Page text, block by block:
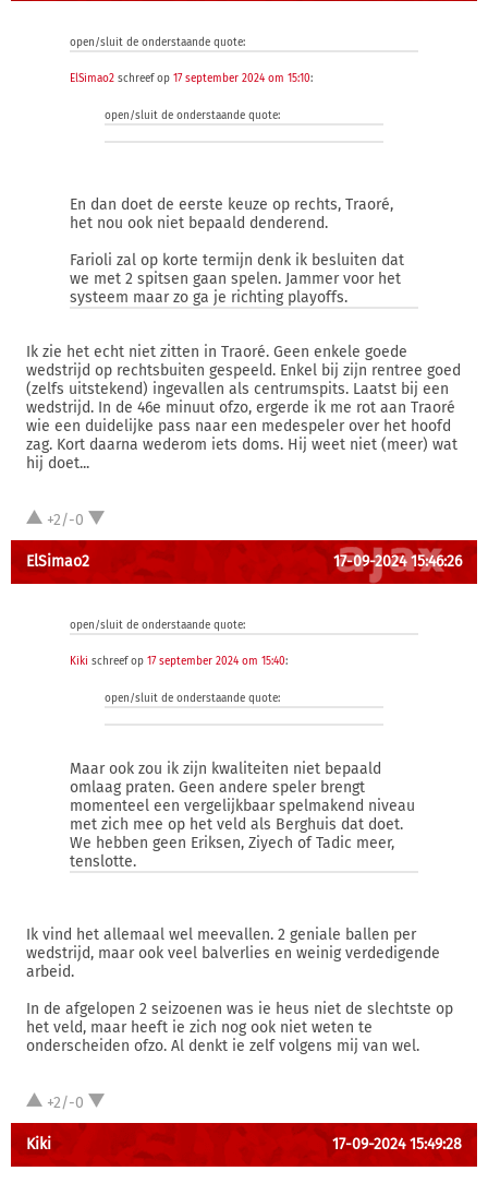
open/sluit de onderstaande quote:
ElSimao2 schreef op 17 september 2024 om 15:10:
open/sluit de onderstaande quote:
En dan doet de eerste keuze op rechts, Traoré,
het nou ook niet bepaald denderend.
Farioli zal op korte termijn denk ik besluiten dat
we met 2 spitsen gaan spelen. Jammer voor het
systeem maar zo ga je richting playoffs.
Ik zie het echt niet zitten in Traoré. Geen enkele goede
wedstrijd op rechtsbuiten gespeeld. Enkel bij zijn rentree goed
(zelfs uitstekend) ingevallen als centrumspits. Laatst bij een
wedstrijd. In de 46e minuut ofzo, ergerde ik me rot aan Traoré
wie een duidelijke pass naar een medespeler over het hoofd
zag. Kort daarna wederom iets doms. Hij weet niet (meer) wat
hij doet...
+2/-0
ElSimao2 17-09-2024 15:46:26
open/sluit de onderstaande quote:
Kiki schreef op 17 september 2024 om 15:40:
open/sluit de onderstaande quote:
Maar ook zou ik zijn kwaliteiten niet bepaald
omlaag praten. Geen andere speler brengt
momenteel een vergelijkbaar spelmakend niveau
met zich mee op het veld als Berghuis dat doet.
We hebben geen Eriksen, Ziyech of Tadic meer,
tenslotte.
Ik vind het allemaal wel meevallen. 2 geniale ballen per
wedstrijd, maar ook veel balverlies en weinig verdedigende
arbeid.
In de afgelopen 2 seizoenen was ie heus niet de slechtste op
het veld, maar heeft ie zich nog ook niet weten te
onderscheiden ofzo. Al denkt ie zelf volgens mij van wel.
+2/-0
Kiki 17-09-2024 15:49:28